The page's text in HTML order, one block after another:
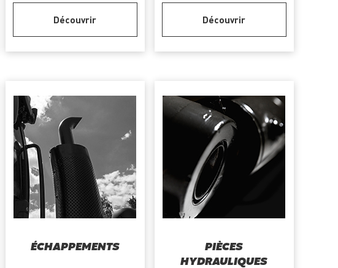
Découvrir Découvrir
ÉCHAPPEMENTS
PIÈCES
HYDRAULIQUES